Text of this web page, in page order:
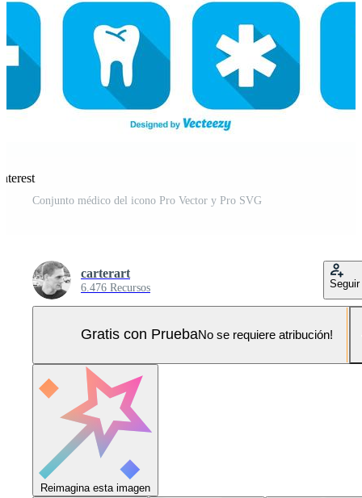
Conjunto médico del icono Pro Vector y Pro SVG
carterart
6.476 Recursos Seguir
Gratis con PruebaNo se requiere atribución!
Reimagina esta imagen